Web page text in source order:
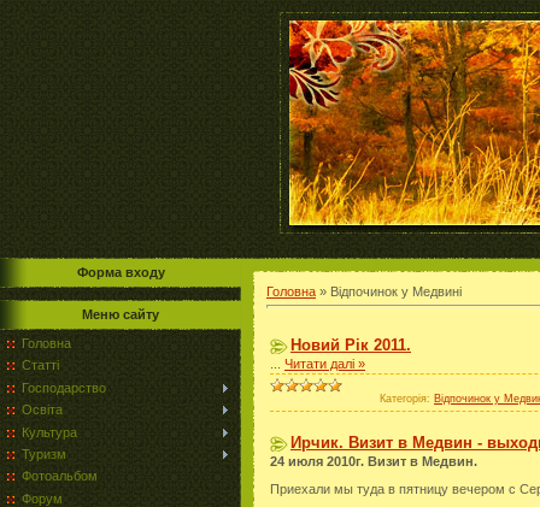
Форма входу
Меню сайту
Головна
Статті
Господарство
Освіта
Культура
Туризм
Фотоальбом
Форум
Головна » Відпочинок у Медвині
Новий Рік 2011.
Читати далі »
Категорія: Відпочинок у
Ирчик. Визит в Медвин -
24 июля 2010г. Визит в Медвин.
Приехали мы туда в пятницу вечером с